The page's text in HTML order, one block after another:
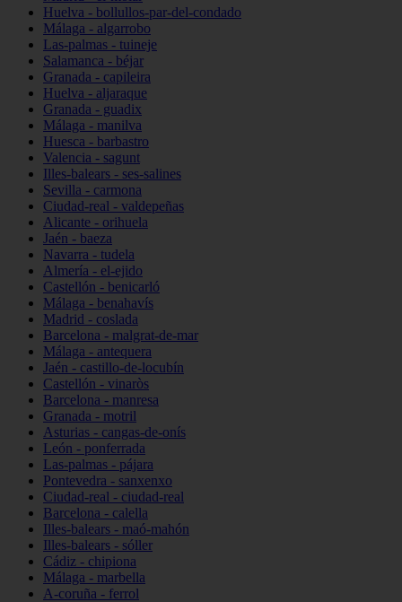
Huelva - bollullos-par-del-condado
Málaga - algarrobo
Las-palmas - tuineje
Salamanca - béjar
Granada - capileira
Huelva - aljaraque
Granada - guadix
Málaga - manilva
Huesca - barbastro
Valencia - sagunt
Illes-balears - ses-salines
Sevilla - carmona
Ciudad-real - valdepeñas
Alicante - orihuela
Jaén - baeza
Navarra - tudela
Almería - el-ejido
Castellón - benicarló
Málaga - benahavís
Madrid - coslada
Barcelona - malgrat-de-mar
Málaga - antequera
Jaén - castillo-de-locubín
Castellón - vinaròs
Barcelona - manresa
Granada - motril
Asturias - cangas-de-onís
León - ponferrada
Las-palmas - pájara
Pontevedra - sanxenxo
Ciudad-real - ciudad-real
Barcelona - calella
Illes-balears - maó-mahón
Illes-balears - sóller
Cádiz - chipiona
Málaga - marbella
A-coruña - ferrol